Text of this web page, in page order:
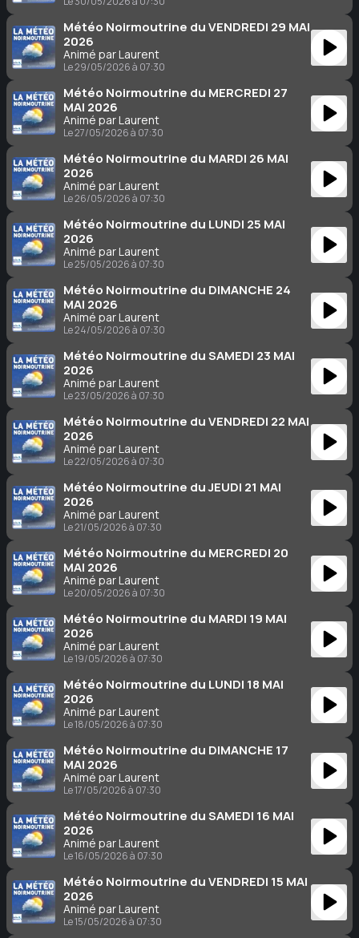
Météo Noirmoutrine du VENDREDI 29 MAI
2026
Animé par Laurent
Le 29/05/2026 à 07:30
Météo Noirmoutrine du MERCREDI 27
MAI 2026
Animé par Laurent
Le 27/05/2026 à 07:30
Météo Noirmoutrine du MARDI 26 MAI
2026
Animé par Laurent
Le 26/05/2026 à 07:30
Météo Noirmoutrine du LUNDI 25 MAI
2026
Animé par Laurent
Le 25/05/2026 à 07:30
Météo Noirmoutrine du DIMANCHE 24
MAI 2026
Animé par Laurent
Le 24/05/2026 à 07:30
Météo Noirmoutrine du SAMEDI 23 MAI
2026
Animé par Laurent
Le 23/05/2026 à 07:30
Météo Noirmoutrine du VENDREDI 22 MAI
2026
Animé par Laurent
Le 22/05/2026 à 07:30
Météo Noirmoutrine du JEUDI 21 MAI
2026
Animé par Laurent
Le 21/05/2026 à 07:30
Météo Noirmoutrine du MERCREDI 20
MAI 2026
Animé par Laurent
Le 20/05/2026 à 07:30
Météo Noirmoutrine du MARDI 19 MAI
2026
Animé par Laurent
Le 19/05/2026 à 07:30
Météo Noirmoutrine du LUNDI 18 MAI
2026
Animé par Laurent
Le 18/05/2026 à 07:30
Météo Noirmoutrine du DIMANCHE 17
MAI 2026
Animé par Laurent
Le 17/05/2026 à 07:30
Météo Noirmoutrine du SAMEDI 16 MAI
2026
Animé par Laurent
Le 16/05/2026 à 07:30
Météo Noirmoutrine du VENDREDI 15 MAI
2026
Animé par Laurent
Le 15/05/2026 à 07:30